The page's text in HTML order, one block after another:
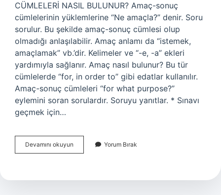
CÜMLELERİ NASIL BULUNUR? Amaç-sonuç
cümlelerinin yüklemlerine “Ne amaçla?” denir. Soru
sorulur. Bu şekilde amaç-sonuç cümlesi olup
olmadığı anlaşılabilir. Amaç anlamı da “istemek,
amaçlamak” vb.’dir. Kelimeler ve “-e, -a” ekleri
yardımıyla sağlanır. Amaç nasıl bulunur? Bu tür
cümlelerde “for, in order to” gibi edatlar kullanılır.
Amaç-sonuç cümleleri “for what purpose?”
eylemini soran sorulardır. Soruyu yanıtlar. * Sınavı
geçmek için…
Devamını okuyun
Anlamı
Yorum Bırak